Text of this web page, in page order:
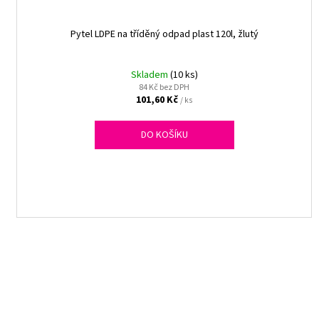
Pytel LDPE na tříděný odpad plast 120l, žlutý
Skladem (10 ks)
84 Kč bez DPH
101,60 Kč/ ks
DO KOŠÍKU